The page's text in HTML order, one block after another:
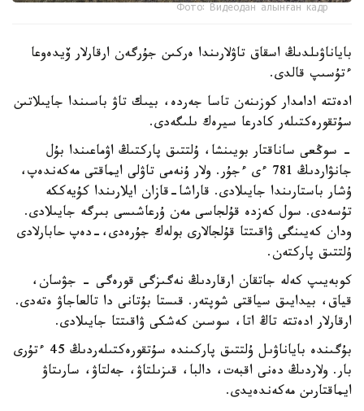
Фото: Видеодан алынған кадр
باياناۋىلدىڭ اسقاق تاۋلارىندا ەركىن جۇرگەن ارقارلار ۆيدەوعا
ءتۇسىپ قالدى.
ادەتتە ادامدار كوزىنەن تاسا جەردە، بيىك تاۋ باسىندا جايىلاتىن
سۇتقورەكتىلەر كادرعا سيرەك ىلىگەدى.
- سوڭعى ساناقتار بويىنشا، ۇلتتىق پاركتىڭ اۋماعىندا بۇل
جانۋاردىڭ 781 ءى ءجۇر. ولار ۇنەمى تاۋلى ايماقتى مەكەندەپ،
ۇشار باستارىندا جايىلادى. قاراشا-قازان ايلارىندا كۇيەككە
تۇسەدى. سول كەزدە قۇلجاسى مەن ۇرعاشىسى بىرگە جايىلادى.
ودان كەيىنگى ۋاقىتتا قۇلجالارى بولەك جۇرەدى،-دەپ حابارلادى
ۇلتتىق پاركتەن.
كوبەيىپ كەلە جاتقان ارقاردىڭ نەگىزگى قورەگى - جۋسان،
قياق، بيدايىق سياقتى شوپتەر. قىستا بۇتانى دا تالعاجاۋ ەتەدى.
ارقارلار ادەتتە تاڭ اتا، سوسىن كەشكى ۋاقىتتا جايىلادى.
بۇگىندە باياناۋىل ۇلتتىق پاركىندە سۇتقورەكتىلەردىڭ 45 ءتۇرى
بار. ولاردىڭ دەنى اقبەت، دالبا، قىزىلتاۋ، جەلتاۋ، سارىتاۋ
ايماقتارىن مەكەندەيدى.